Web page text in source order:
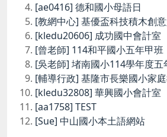
[ae0416] 德和國小母語日
[教網中心] 基優盃科技積木創
[kledu20606] 成功國中會計室
[曾老師] 114和平國小五年甲班
[吳老師] 堵南國小114學年度五
[輔導行政] 基隆市長樂國小家
[kledu32808] 華興國小會計室
[aa1758] TEST
[Sue] 中山國小本土語網站